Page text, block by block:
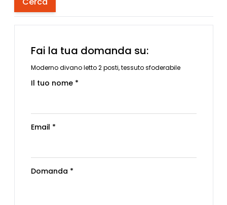
Fai la tua domanda su:
Moderno divano letto 2 posti, tessuto sfoderabile
Il tuo nome *
Email *
Domanda *